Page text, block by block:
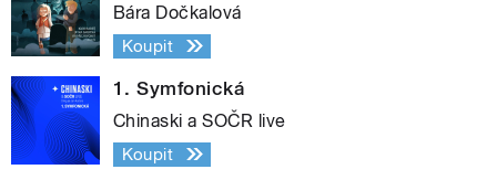
Bára Dočkalová
Koupit
1. Symfonická
Chinaski a SOČR live
Koupit